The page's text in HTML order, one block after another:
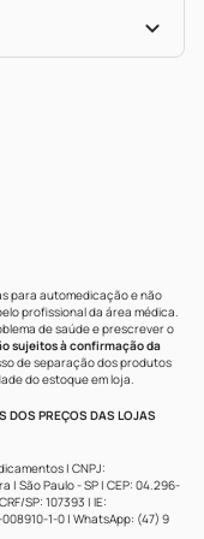
para automedicação e não
profissional da área médica.
de saúde e prescrever o
sujeitos à confirmação da
de separação dos produtos
do estoque em loja.
DOS PREÇOS DAS LOJAS
| CNPJ:
| São Paulo - SP | CEP: 04.296-
SP: 107393 | IE:
008910-1-0 | WhatsApp: (47) 9